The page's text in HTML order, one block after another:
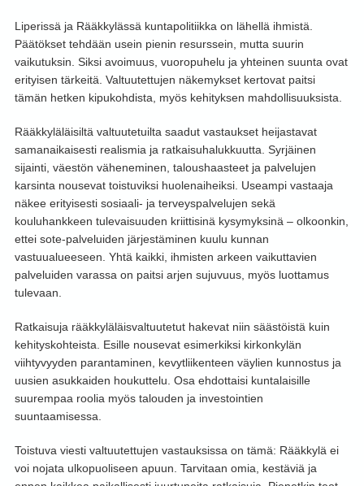
Liperissä ja Rääkkylässä kuntapolitiikka on lähellä ihmistä.
Päätökset tehdään usein pienin resurssein, mutta suurin
vaikutuksin. Siksi avoimuus, vuoropuhelu ja yhteinen suunta ovat
erityisen tärkeitä. Valtuutettujen näkemykset kertovat paitsi
tämän hetken kipukohdista, myös kehityksen mahdollisuuksista.
Rääkkyläläisiltä valtuutetuilta saadut vastaukset heijastavat
samanaikaisesti realismia ja ratkaisuhalukkuutta. Syrjäinen
sijainti, väestön väheneminen, taloushaasteet ja palvelujen
karsinta nousevat toistuviksi huolenaiheiksi. Useampi vastaaja
näkee erityisesti sosiaali- ja terveyspalvelujen sekä
kouluhankkeen tulevaisuuden kriittisinä kysymyksinä – olkoonkin,
ettei sote-palveluiden järjestäminen kuulu kunnan
vastuualueeseen. Yhtä kaikki, ihmisten arkeen vaikuttavien
palveluiden varassa on paitsi arjen sujuvuus, myös luottamus
tulevaan.
Ratkaisuja rääkkyläläisvaltuutetut hakevat niin säästöistä kuin
kehityskohteista. Esille nousevat esimerkiksi kirkonkylän
viihtyvyyden parantaminen, kevytliikenteen väylien kunnostus ja
uusien asukkaiden houkuttelu. Osa ehdottaisi kuntalaisille
suurempaa roolia myös talouden ja investointien
suuntaamisessa.
Toistuva viesti valtuutettujen vastauksissa on tämä: Rääkkylä ei
voi nojata ulkopuoliseen apuun. Tarvitaan omia, kestäviä ja